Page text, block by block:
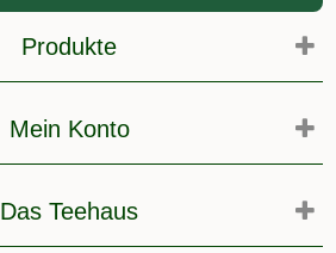
Produkte
Mein Konto
Das Teehaus